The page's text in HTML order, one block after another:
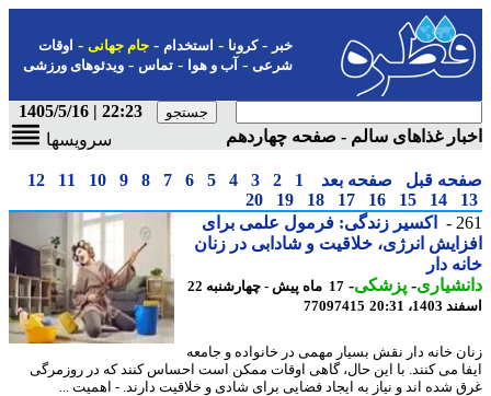
-کرونا-استخدام- جام جهانی-اوقات
شرعی-آب و هوا-تماس-ویدئوهای ورزشی
22:23 | 1405/5/16
غذاهای سالم - صفحه چهاردهم
سرویسها
قبل صفحه بعد 1
2
3
4
5
6
7
8
9
10
11
12
14
15
16
17
18
19
20
اکسیر زندگی: فرمول علمی برای
انرژی، خلاقیت و شادابی در زنان
دار
- پزشکی-
17 ماه پیش - چهارشنبه 22
20:31
77097415
خانه دار نقش بسیار مهمی در خانواده و جامعه
می کنند. با این حال، گاهی اوقات ممکن است احساس کنند که در روزمرگی
شده اند و نیاز به ایجاد فضایی برای شادی و خلاقیت دارند. - اهمیت ...